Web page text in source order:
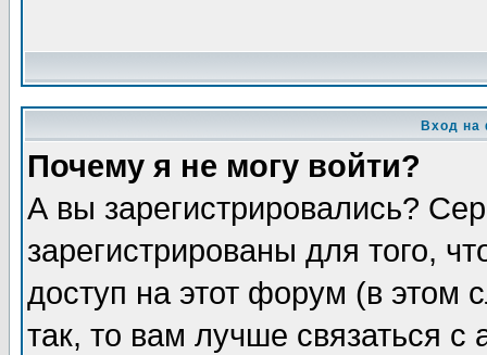
Вход на
Почему я не могу войти?
А вы зарегистрировались?
зарегистрированы для того,
доступ на этот форум (в этом
так, то вам лучше связаться